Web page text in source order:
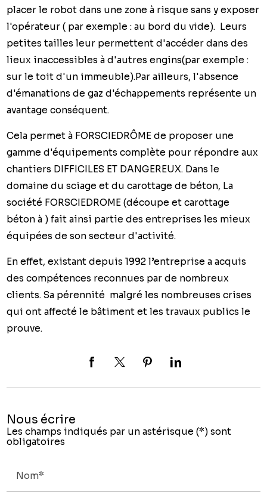
placer le robot dans une zone à risque sans y exposer
l'opérateur ( par exemple : au bord du vide). Leurs
petites tailles leur permettent d'accéder dans des
lieux inaccessibles à d'autres engins(par exemple :
sur le toit d'un immeuble).Par ailleurs, l'absence
d'émanations de gaz d'échappements représente un
avantage conséquent.
Cela permet à FORSCIEDRÔME de proposer une
gamme d'équipements complète pour répondre aux
chantiers DIFFICILES ET DANGEREUX. Dans le
domaine du sciage et du carottage de béton, La
société FORSCIEDROME (découpe et carottage
béton à ) fait ainsi partie des entreprises les mieux
équipées de son secteur d'activité.
En effet, existant depuis 1992 l’entreprise a acquis
des compétences reconnues par de nombreux
clients. Sa pérennité malgré les nombreuses crises
qui ont affecté le bâtiment et les travaux publics le
prouve.
Nous écrire
Les champs indiqués par un astérisque (*) sont
obligatoires
Nom*